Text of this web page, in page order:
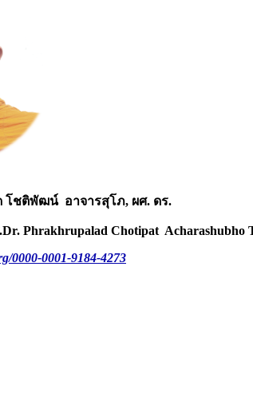
โชติพัฒน์ อาจารสุโภ, ผศ. ดร.
Phrakhrupalad Chotipat Acharashubho
0000-0001-9184-4273